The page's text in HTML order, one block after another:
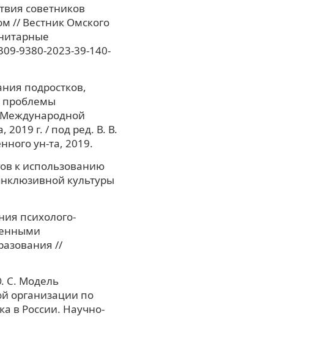
советников
// Вестник Омского
9380-2023-39-140-
подростков,
проблемы
Международной
2019 г. / под ред. В. В.
ун-та, 2019.
к использованию
культуры
психолого-
//
С. Модель
организации по
в России. Научно-